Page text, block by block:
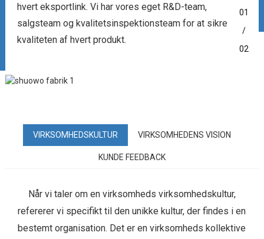
hvert eksportlink. Vi har vores eget R&D-team,
salgsteam og kvalitetsinspektionsteam for at sikre
kvaliteten af ​​hvert produkt.
01
/
02
VIRKSOMHEDSKULTUR VIRKSOMHEDENS VISION
KUNDE FEEDBACK
Når vi taler om en virksomheds virksomhedskultur,
refererer vi specifikt til den unikke kultur, der findes i en
bestemt organisation. Det er en virksomheds kollektive